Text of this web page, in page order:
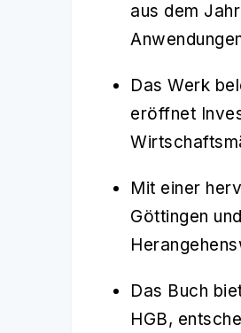
aus dem
Das Werk
eröffnet
Mit einer
Göttingen
Das Buch
HGB,